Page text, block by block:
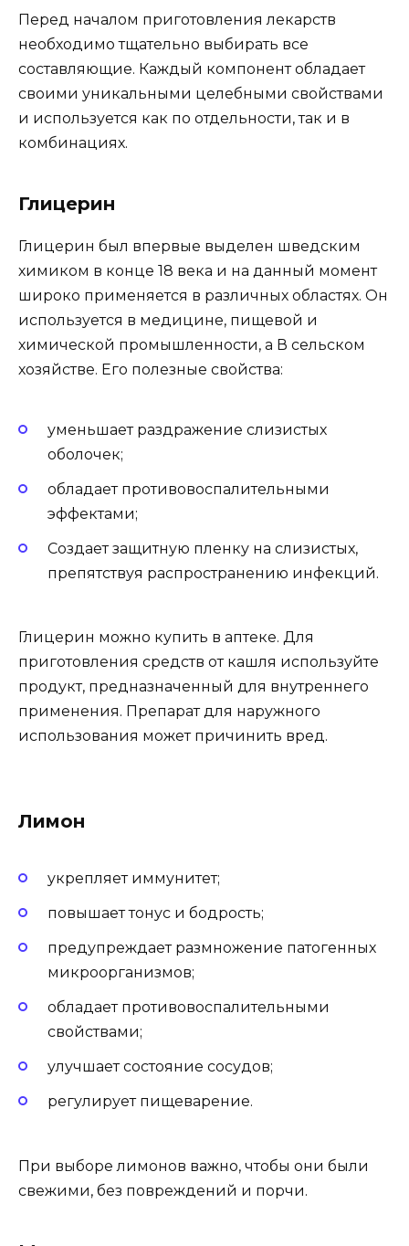
Перед началом приготовления лекарств
необходимо тщательно выбирать все
составляющие. Каждый компонент обладает
своими уникальными целебными свойствами
и используется как по отдельности, так и в
комбинациях.
Глицерин
Глицерин был впервые выделен шведским
химиком в конце 18 века и на данный момент
широко применяется в различных областях. Он
используется в медицине, пищевой и
химической промышленности, а В сельском
хозяйстве. Его полезные свойства:
уменьшает раздражение слизистых
оболочек;
обладает противовоспалительными
эффектами;
Создает защитную пленку на слизистых,
препятствуя распространению инфекций.
Глицерин можно купить в аптеке. Для
приготовления средств от кашля используйте
продукт, предназначенный для внутреннего
применения. Препарат для наружного
использования может причинить вред.
Лимон
укрепляет иммунитет;
повышает тонус и бодрость;
предупреждает размножение патогенных
микроорганизмов;
обладает противовоспалительными
свойствами;
улучшает состояние сосудов;
регулирует пищеварение.
При выборе лимонов важно, чтобы они были
свежими, без повреждений и порчи.